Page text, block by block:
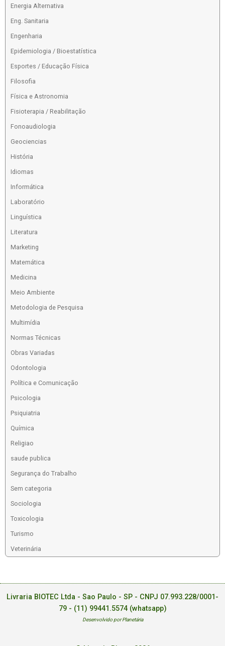
Energia Alternativa
Eng. Sanitaria
Engenharia
Epidemiologia / Bioestatística
Esportes / Educação Física
Filosofia
Física e Astronomia
Fisioterapia / Reabilitação
Fonoaudiologia
Geociencias
História
Idiomas
Informática
Laboratório
Linguística
Literatura
Marketing
Matemática
Medicina
Meio Ambiente
Metodologia de Pesquisa
Multimídia
Normas Técnicas
Obras Variadas
Odontologia
Política e Comunicação
Psicologia
Psiquiatria
Química
Religiao
saude publica
Segurança do Trabalho
Sem categoria
Sociologia
Toxicologia
Turismo
Veterinária
Livraria BIOTEC Ltda - Sao Paulo - SP - CNPJ 07.993.228/0001-
79 - (11) 99441.5574 (whatsapp)
Desenvolvido por Planetária